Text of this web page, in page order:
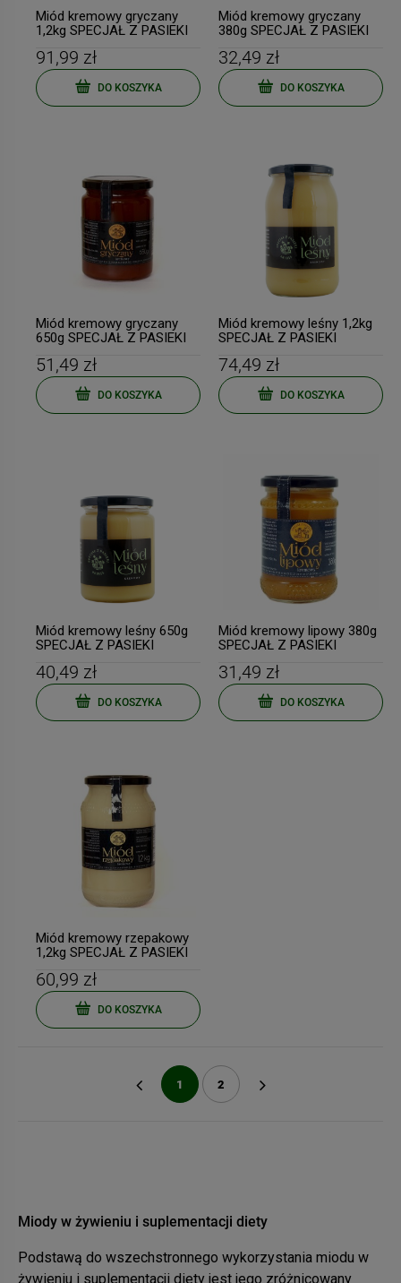
Miód kremowy gryczany
1,2kg SPECJAŁ Z PASIEKI
91,99 zł
DO KOSZYKA
Miód kremowy gryczany
380g SPECJAŁ Z PASIEKI
32,49 zł
DO KOSZYKA
Miód kremowy gryczany
650g SPECJAŁ Z PASIEKI
51,49 zł
DO KOSZYKA
Miód kremowy leśny 1,2kg
SPECJAŁ Z PASIEKI
74,49 zł
DO KOSZYKA
Miód kremowy leśny 650g
SPECJAŁ Z PASIEKI
40,49 zł
DO KOSZYKA
Miód kremowy lipowy 380g
SPECJAŁ Z PASIEKI
31,49 zł
DO KOSZYKA
Miód kremowy rzepakowy
1,2kg SPECJAŁ Z PASIEKI
60,99 zł
DO KOSZYKA
1 2
Miody w żywieniu i suplementacji diety
Podstawą do wszechstronnego wykorzystania miodu w
żywieniu i suplementacji diety jest jego zróżnicowany